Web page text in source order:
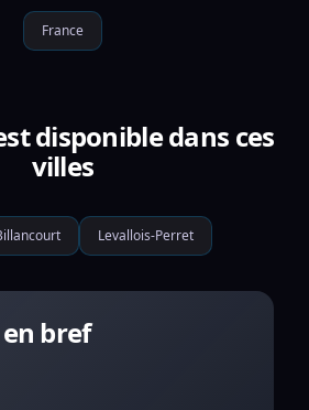
France
disponible dans ces
villes
Levallois-Perret
bref